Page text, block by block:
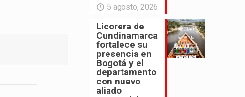
5 agosto, 2026
Licorera de
Cundinamarca
fortalece su
presencia en
Bogotá y el
departamento
con nuevo
aliado